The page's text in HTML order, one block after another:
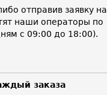
отправив заявку на
наши операторы по
с 09:00 до 18:00).
заказа